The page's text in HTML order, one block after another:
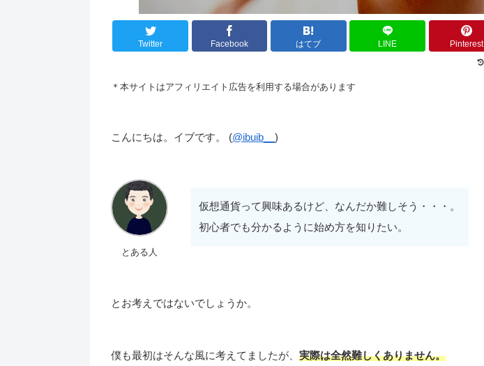
Twitter Facebook はてブ LINE Pinterest
＊本サイトはアフィリエイト広告を利用する場合があります
こんにちは。イブです。 (@ibuib__ )
とある人
仮想通貨って興味あるけど、なんだか難しそう・・・。
初心者でも分かるように始め方を知りたい。
とお考えではないでしょうか。
僕も最初はそんな風に考えてましたが、 実際は全然難しくありません。